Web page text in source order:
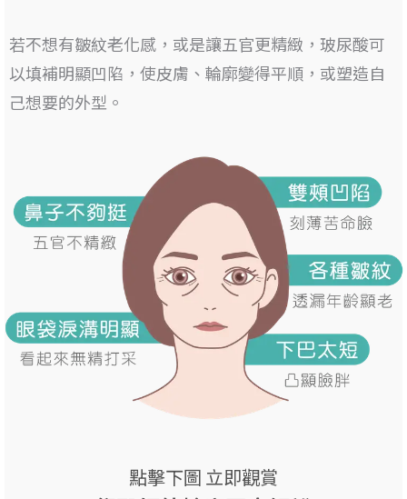
若不想有皺紋老化感，或是讓五官更精緻， 玻尿酸可
以填補明顯凹陷 ，使皮膚、輪廓變得平順，或塑造自
己想要的外型。
點擊下圖 立即觀賞